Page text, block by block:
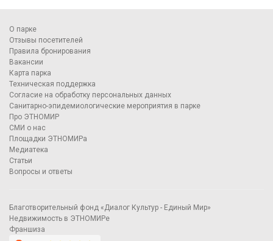
О парке
Отзывы посетителей
Правила бронирования
Вакансии
Карта парка
Техническая поддержка
Согласие на обработку персональных данных
Санитарно-эпидемиологические мероприятия в парке
Про ЭТНОМИР
СМИ о нас
Площадки ЭТНОМИРа
Медиатека
Статьи
Вопросы и ответы
Благотворительный фонд «Диалог Культур - Единый Мир»
Недвижимость в ЭТНОМИРе
Франшиза